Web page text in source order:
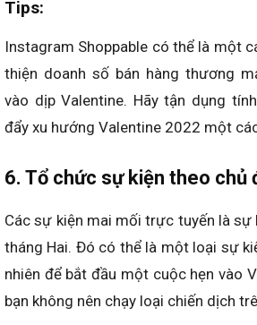
Tips:
Instagram Shoppable có thể là một
thiện doanh số bán hàng thương
vào dịp Valentine. Hãy tận dụng
đẩy xu hướng Valentine 2022 một
6. Tổ chức sự kiện theo chủ
Các sự kiện mai mối trực tuyến là sự
tháng Hai. Đó có thể là một loại sự
nhiên để bắt đầu một cuộc hẹn vào
bạn không nên chạy loại chiến dịch